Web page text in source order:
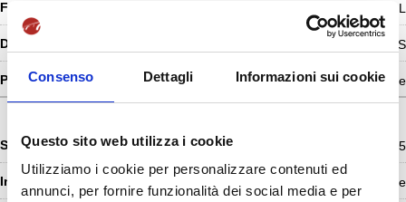
Consenso Dettagli Informazioni sui cookie
Questo sito web utilizza i cookie
Utilizziamo i cookie per personalizzare contenuti ed
annunci, per fornire funzionalità dei social media e per
L
Prof. Federico DE ANDREIS
II Semestre
ING-INF/05
Informatica per le Lingue